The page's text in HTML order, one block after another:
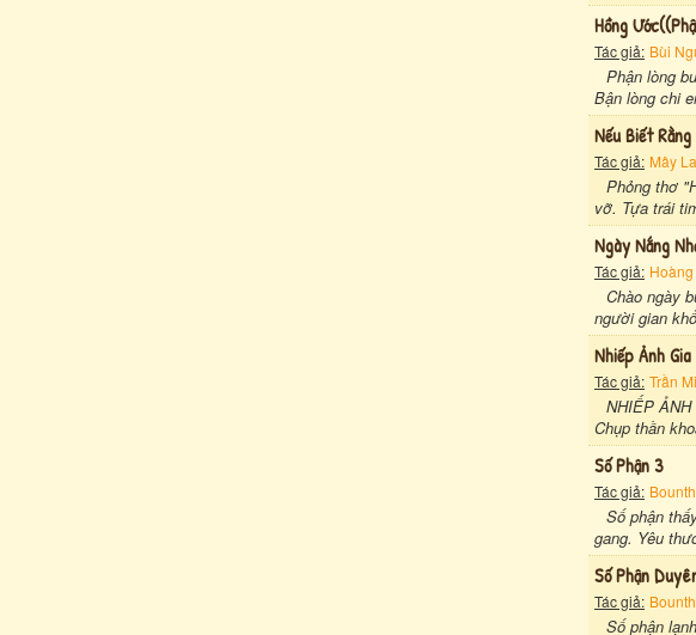
Hồng
Tác giả: Bùi
Phận lòng
Bận lòng chi
Nếu Biết
Tác giả: Mây
Phỏng thơ
vỡ. Tựa trái
Ngày Nắng
Tác giả:
Chào ngày
người gian
Nhiếp Ảnh
Tác giả: Trần
NHIẾP
Chụp thần
Số Phận 3
Tác giả:
Số phận
gang. Yêu
Số Phận
Tác giả:
Số phận